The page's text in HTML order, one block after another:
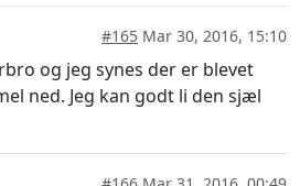
#165 Mar 30, 2016, 15:10
og jeg synes der er blevet
ned. Jeg kan godt li den sjæl